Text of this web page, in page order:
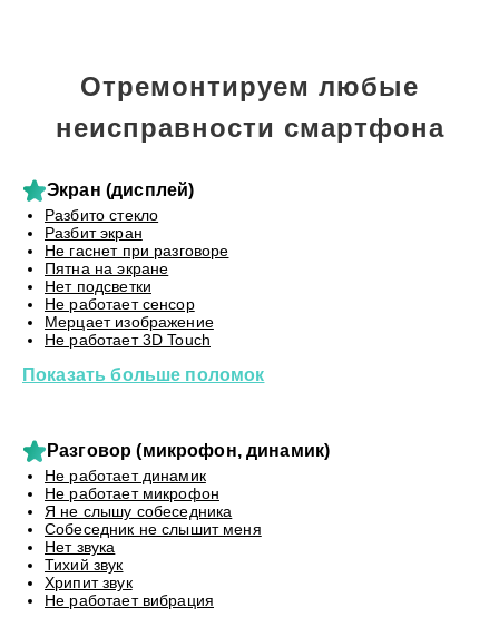
Отремонтируем любые
неисправности смартфона
Экран (дисплей)
Разбито стекло
Разбит экран
Не гаснет при разговоре
Пятна на экране
Нет подсветки
Не работает сенсор
Мерцает изображение
Не работает 3D Touch
Показать больше поломок
Разговор (микрофон, динамик)
Не работает динамик
Не работает микрофон
Я не слышу собеседника
Собеседник не слышит меня
Нет звука
Тихий звук
Хрипит звук
Не работает вибрация